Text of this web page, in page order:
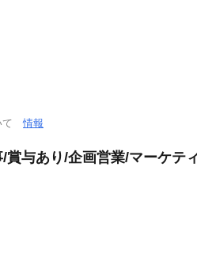
て情報
与あり/企画営業/マーケテ